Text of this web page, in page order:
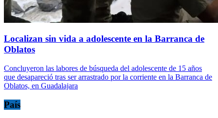
Localizan sin vida a adolescente en la Barranca de
Oblatos
Concluyeron las labores de búsqueda del adolescente de 15 años
que desapareció tras ser arrastrado por la corriente en la Barranca de
Oblatos, en Guadalajara
País